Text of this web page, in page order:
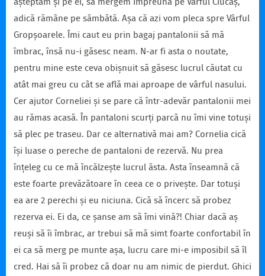
adică rămâne pe sâmbătă. Așa că azi vom pleca spre Vârful
Gropșoarele. Îmi caut eu prin bagaj pantalonii să mă
îmbrac, însă nu-i găsesc neam. N-ar fi asta o noutate,
pentru mine este ceva obișnuit să găsesc lucrul căutat cu
atât mai greu cu cât se află mai aproape de vârful nasului.
Cer ajutor Corneliei și se pare că într-adevăr pantalonii mei
au rămas acasă. În pantaloni scurți parcă nu îmi vine totuși
să plec pe traseu. Dar ce alternativă mai am? Cornelia cică
își luase o pereche de pantaloni de rezervă. Nu prea
înțeleg cu ce mă încălzește lucrul ăsta. Asta înseamnă că
este foarte prevăzătoare în ceea ce o privește. Dar totuși
ea are 2 perechi și eu niciuna. Cică să încerc să probez
rezerva ei. Ei da, ce șanse am să îmi vină?! Chiar dacă aș
reuși să îi îmbrac, ar trebui să mă simt foarte confortabil în
ei ca să merg pe munte așa, lucru care mi-e imposibil să îl
cred. Hai să îi probez că doar nu am nimic de pierdut. Ghici